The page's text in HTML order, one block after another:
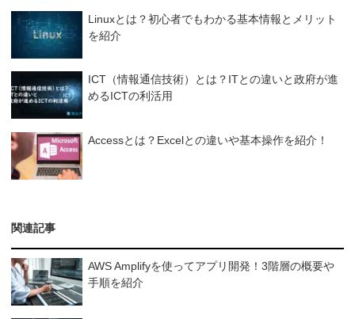
Linuxとは？初心者でもわかる基本情報とメリット
を紹介
ICT（情報通信技術）とは？ITとの違いと政府が進
めるICTの利活用
Accessとは？Excelとの違いや基本操作を紹介！
関連記事
AWS Amplifyを使ってアプリ開発！3階層の概要や
手順を紹介